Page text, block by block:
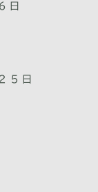
日
５日